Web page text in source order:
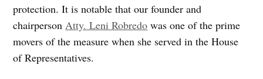
protection. It is notable that our founder and
chairperson Atty. Leni Robredo was one of the prime
movers of the measure when she served in the House
of Representatives.